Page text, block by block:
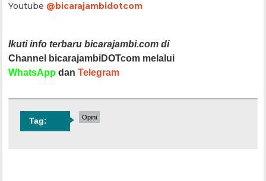
Youtube @bicarajambidotcom
Ikuti info terbaru bicarajambi.com di
Channel bicarajambiDOTcom melalui
WhatsApp danTelegram
Tag: Opini